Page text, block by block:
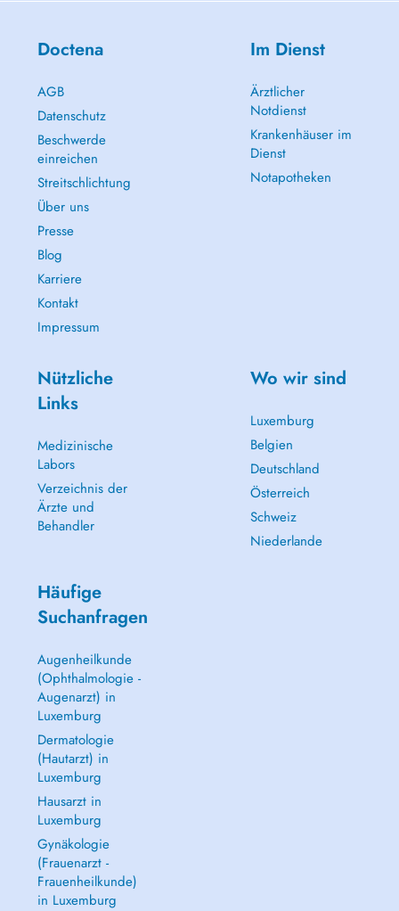
Doctena
AGB
Datenschutz
Beschwerde
einreichen
Streitschlichtung
Über uns
Presse
Blog
Karriere
Kontakt
Impressum
Im Dienst
Ärztlicher
Notdienst
Krankenhäuser im
Dienst
Notapotheken
Nützliche
Links
Medizinische
Labors
Verzeichnis der
Ärzte und
Behandler
Wo wir sind
Luxemburg
Belgien
Deutschland
Österreich
Schweiz
Niederlande
Häufige
Suchanfragen
Augenheilkunde
(Ophthalmologie -
Augenarzt) in
Luxemburg
Dermatologie
(Hautarzt) in
Luxemburg
Hausarzt in
Luxemburg
Gynäkologie
(Frauenarzt -
Frauenheilkunde)
in Luxemburg